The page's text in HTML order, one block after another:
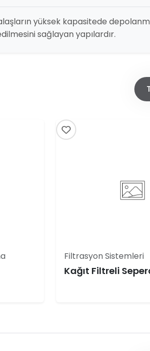
yüksek kapasitede
sağlayan yapılardır.
Filtrasyon Sistemleri
Kağıt Filtreli